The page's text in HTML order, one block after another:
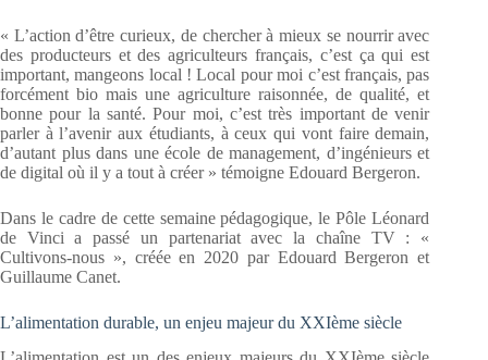
« L’action d’être curieux, de chercher à mieux se nourrir avec
des producteurs et des agriculteurs français, c’est ça qui est
important, mangeons local ! Local pour moi c’est français, pas
forcément bio mais une agriculture raisonnée, de qualité, et
bonne pour la santé. Pour moi, c’est très important de venir
parler à l’avenir aux étudiants, à ceux qui vont faire demain,
d’autant plus dans une école de management, d’ingénieurs et
de digital où il y a tout à créer » témoigne Edouard Bergeron.
Dans le cadre de cette semaine pédagogique, le Pôle Léonard
de Vinci a passé un partenariat avec la chaîne TV : «
Cultivons-nous », créée en 2020 par Edouard Bergeron et
Guillaume Canet.
L’alimentation durable, un enjeu majeur du XXIème siècle